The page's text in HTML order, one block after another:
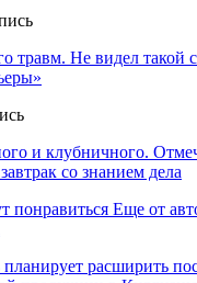
травм. Не видел такой
и клубничного.
со знанием дела
понравиться Еще от
расширить